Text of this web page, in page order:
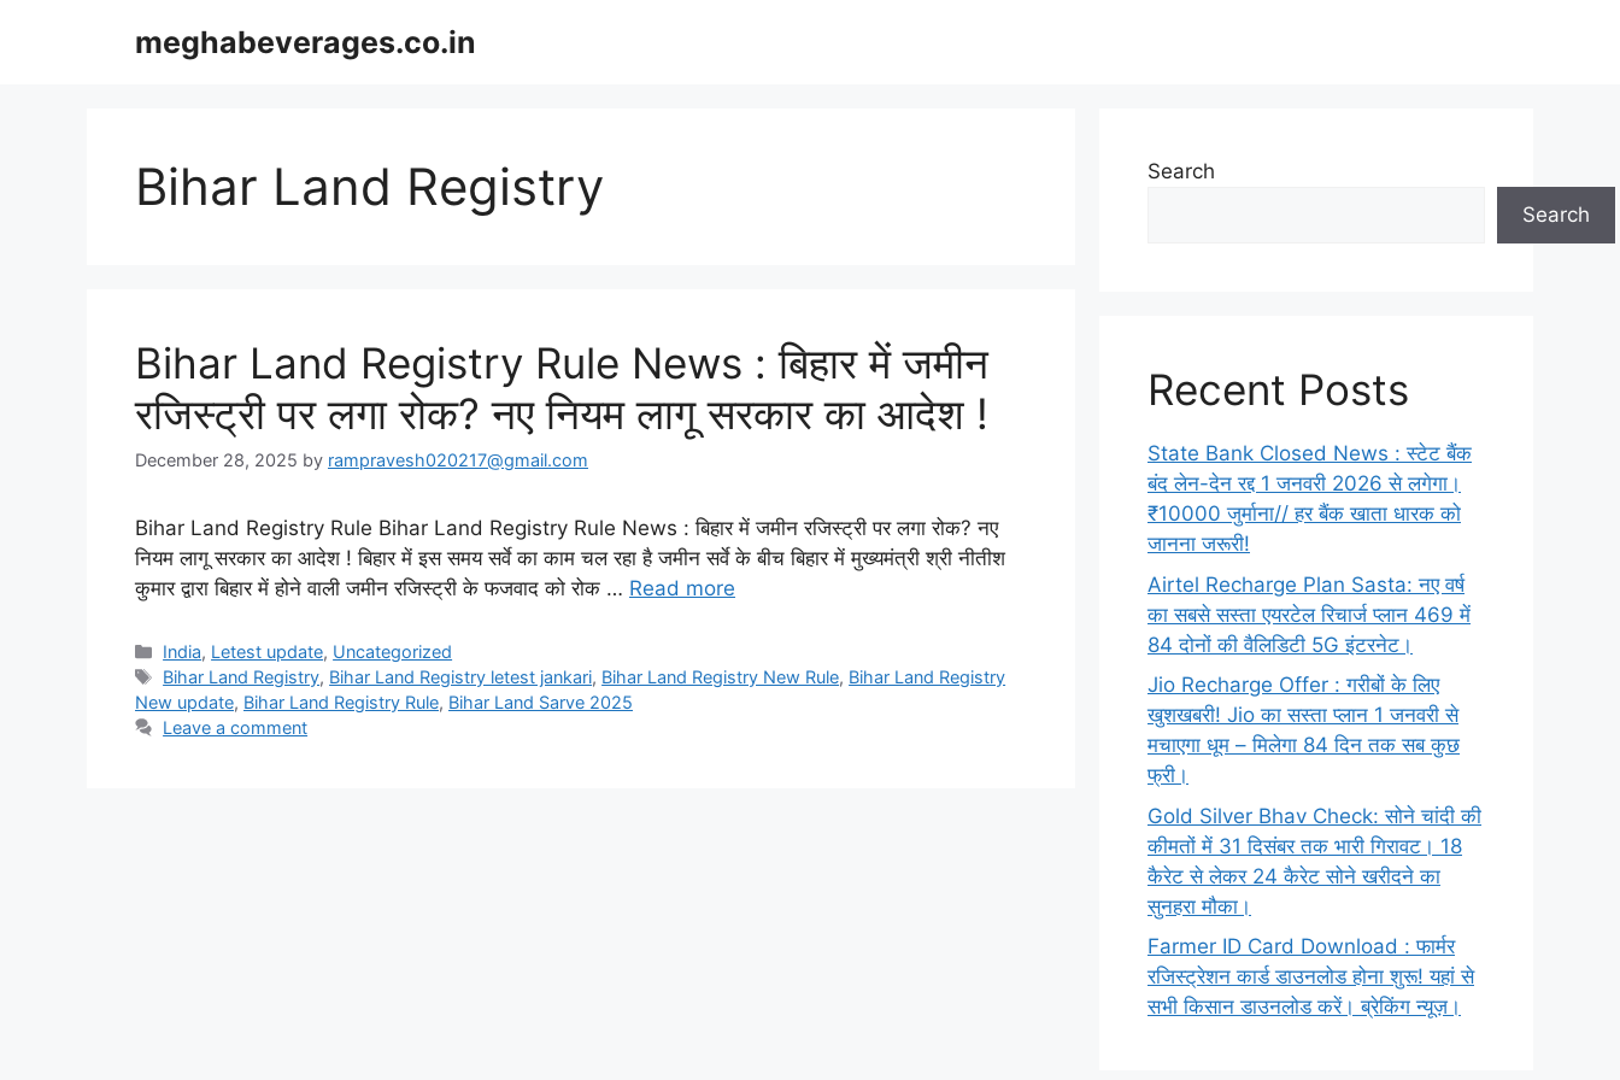
meghabeverages.co.in
Bihar Land Registry
Bihar Land Registry Rule News : बिहार में जमीन
रजिस्ट्री पर लगा रोक? नए नियम लागू सरकार का आदेश !
December 28, 2025 by rampravesh020217@gmail.com
Bihar Land Registry Rule Bihar Land Registry Rule News : बिहार में जमीन रजिस्ट्री पर लगा रोक? नए
नियम लागू सरकार का आदेश ! बिहार में इस समय सर्वे का काम चल रहा है जमीन सर्वे के बीच बिहार में मुख्यमंत्री श्री नीतीश
कुमार द्वारा बिहार में होने वाली जमीन रजिस्ट्री के फजवाद को रोक … Read more
Categories
India, Letest update, Uncategorized
Tags
Bihar Land Registry, Bihar Land Registry letest jankari, Bihar Land Registry New Rule, Bihar Land Registry
New update, Bihar Land Registry Rule, Bihar Land Sarve 2025
Leave a comment
Search
Search
Recent Posts
State Bank Closed News : स्टेट बैंक
बंद लेन-देन रद्द 1 जनवरी 2026 से लगेगा।
₹10000 जुर्माना// हर बैंक खाता धारक को
जानना जरूरी!
Airtel Recharge Plan Sasta: नए वर्ष
का सबसे सस्ता एयरटेल रिचार्ज प्लान 469 में
84 दोनों की वैलिडिटी 5G इंटरनेट।
Jio Recharge Offer : गरीबों के लिए
खुशखबरी! Jio का सस्ता प्लान 1 जनवरी से
मचाएगा धूम – मिलेगा 84 दिन तक सब कुछ
फ्री।
Gold Silver Bhav Check: सोने चांदी की
कीमतों में 31 दिसंबर तक भारी गिरावट। 18
कैरेट से लेकर 24 कैरेट सोने खरीदने का
सुनहरा मौका।
Farmer ID Card Download : फार्मर
रजिस्ट्रेशन कार्ड डाउनलोड होना शुरू! यहां से
सभी किसान डाउनलोड करें। ब्रेकिंग न्यूज़।